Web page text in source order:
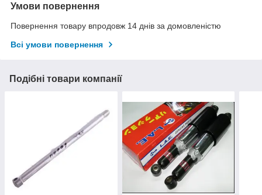
Умови повернення
Повернення товару впродовж 14 днів за домовленістю
Всі умови повернення
Подібні товари компанії